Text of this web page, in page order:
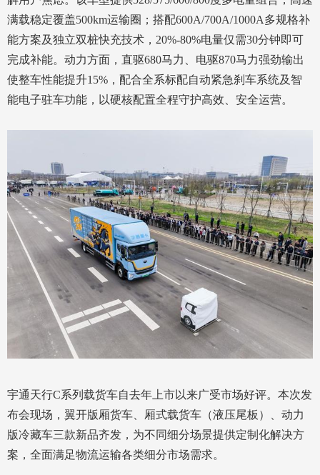
满载稳定覆盖500km运输圈；搭配600A/700A/1000A多规格补
能方案及独立双桩快充技术，20%-80%电量仅需30分钟即可
完成补能。动力方面，直驱680马力、电驱870马力强劲输出
使整车性能提升15%，配合全系标配自动紧急刹车系统及智
能电子驻车功能，以硬核配置全程守护高效、安全运营。
宇通天行C系列载货车自去年上市以来广受市场好评。本次发
布会现场，翼开版厢货车、厢式载货车（液压尾板）、动力
版冷藏车三款新品齐发，为不同细分场景提供定制化解决方
案，全面满足物流运输各类细分市场需求。